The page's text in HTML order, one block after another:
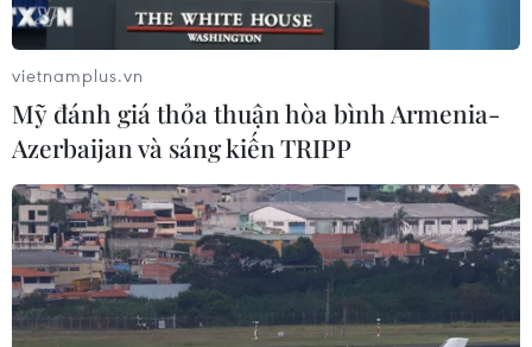
vietnamplus.vn
Mỹ đánh giá thỏa thuận hòa bình Armenia-
Azerbaijan và sáng kiến TRIPP